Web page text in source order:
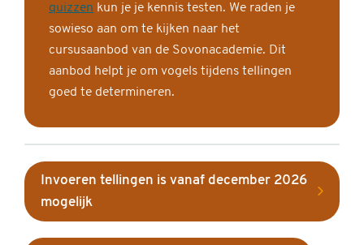
quizzen kun je je kennis testen. We raden je
sowieso aan om te kijken naar het
cursusaanbod van de Sovonacademie. Dit
aanbod helpt je om vogels tijdens tellingen
goed te determineren.
Invoeren tellingen is vanaf december 2026
mogelijk